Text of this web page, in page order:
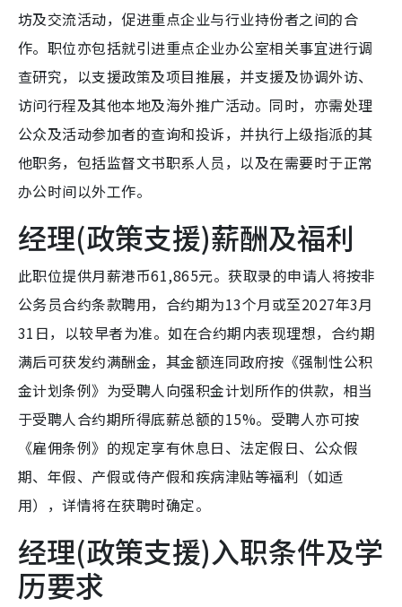
坊及交流活动，促进重点企业与行业持份者之间的合
作。职位亦包括就引进重点企业办公室相关事宜进行调
查研究，以支援政策及项目推展，并支援及协调外访、
访问行程及其他本地及海外推广活动。同时，亦需处理
公众及活动参加者的查询和投诉，并执行上级指派的其
他职务，包括监督文书职系人员，以及在需要时于正常
办公时间以外工作。
经理(政策支援)薪酬及福利
此职位提供月薪港币61,865元。获取录的申请人将按非
公务员合约条款聘用，合约期为13个月或至2027年3月
31日，以较早者为准。如在合约期内表现理想，合约期
满后可获发约满酬金，其金额连同政府按《强制性公积
金计划条例》为受聘人向强积金计划所作的供款，相当
于受聘人合约期所得底薪总额的15%。受聘人亦可按
《雇佣条例》的规定享有休息日、法定假日、公众假
期、年假、产假或侍产假和疾病津贴等福利（如适
用），详情将在获聘时确定。
经理(政策支援)入职条件及学
历要求